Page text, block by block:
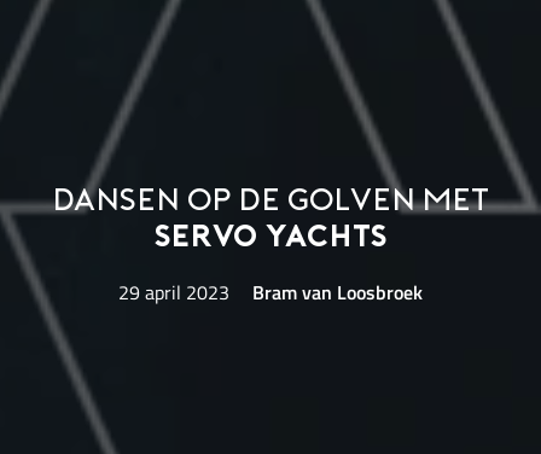
Dansen op de golven met
Servo Yachts
29 april 2023 Bram van Loosbroek